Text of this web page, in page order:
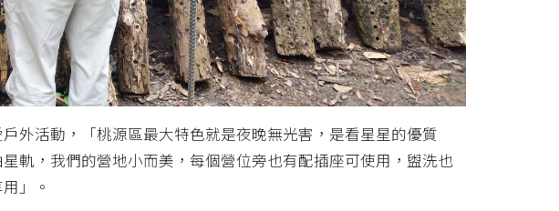
外活動，「桃源區最大特色就是夜晚無光害，是看星星的優質
軌，我們的營地小而美，每個營位旁也有配插座可使用，盥洗也
」。